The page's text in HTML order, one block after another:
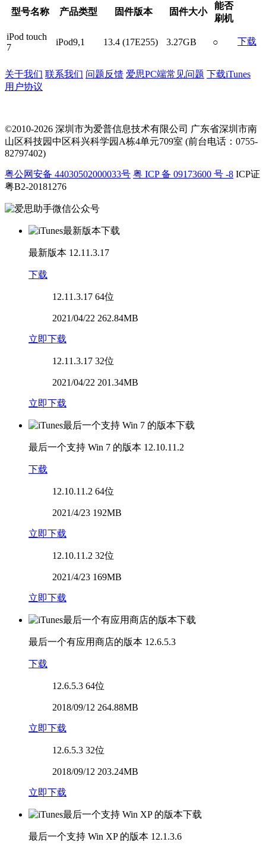
型号名称 产品类型 固件版本 固件大小
能否
刷机
iPod touch
7
iPod9,1 13.4 (17E255) 3.27GB ○ 下载
关于我们 联系我们 问题反馈 爱思PC端常见问题 下载iTunes
用户协议
©2010-2026 深圳市为爱普信息技术有限公司 广东省深圳市南
山区科技园中区科兴科学园A栋4单元709室 (前台电话：0755-
82797402)
粤公网安备 44030502000033号 粤 ICP 备 09173600 号 -8 ICP证
粤B2-20181276
最新版本 12.11.3.17
下载
12.11.3.17 64位
2021/04/22 262.84MB
立即下载
12.11.3.17 32位
2021/04/22 201.34MB
立即下载
最后一个支持 Win 7 的版本 12.10.11.2
下载
12.10.11.2 64位
2021/4/23 192MB
立即下载
12.10.11.2 32位
2021/4/23 169MB
立即下载
最后一个有应用商店的版本 12.6.5.3
下载
12.6.5.3 64位
2018/09/12 264.88MB
立即下载
12.6.5.3 32位
2018/09/12 203.24MB
立即下载
最后一个支持 Win XP 的版本 12.1.3.6